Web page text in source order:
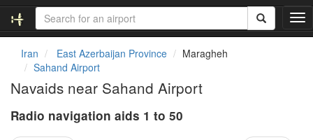
T
o
Iran East Azerbaijan Province
Maragheh
Sahand Airport
Navaids near Sahand Airport
Radio navigation aids 1 to 50